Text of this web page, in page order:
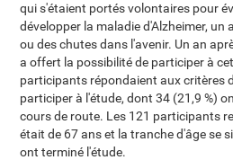
qui s'étaient portés volontaires pour
développer la maladie d'Alzheimer, un
ou des chutes dans l'avenir. Un an
a offert la possibilité de participer à
participants répondaient aux critères
participer à l'étude, dont 34 (21,9 %)
cours de route. Les 121 participants
était de 67 ans et la tranche d'âge se
ont terminé l'étude.